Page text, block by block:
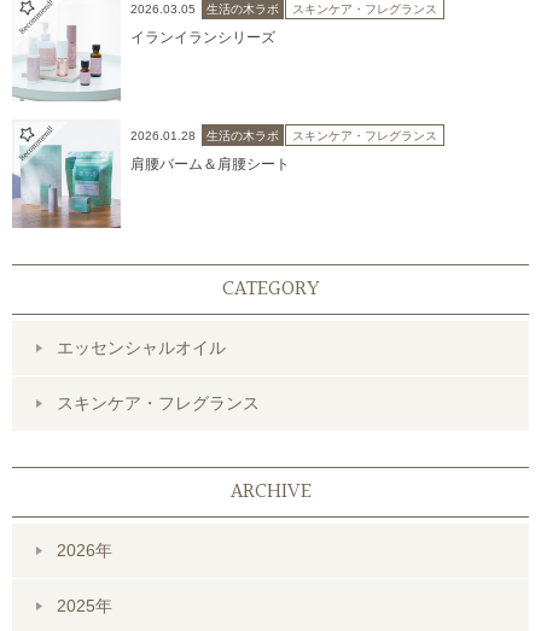
2026.03.05 生活の木ラボ スキンケア・フレグランス
イランイランシリーズ
2026.01.28 生活の木ラボ スキンケア・フレグランス
肩腰バーム＆肩腰シート
CATEGORY
エッセンシャルオイル
スキンケア・フレグランス
ARCHIVE
2026年
2025年